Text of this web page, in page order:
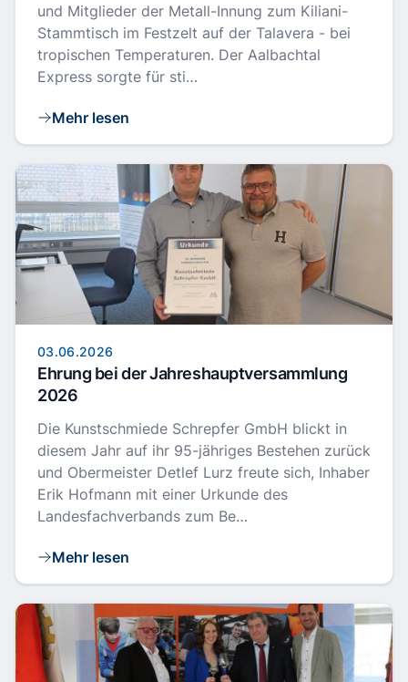
und Mitglieder der Metall-Innung zum Kiliani-
Stammtisch im Festzelt auf der Talavera - bei
tropischen Temperaturen. Der Aalbachtal
Express sorgte für sti…
Mehr lesen
03.06.2026
Ehrung bei der Jahreshauptversammlung
2026
Die Kunstschmiede Schrepfer GmbH blickt in
diesem Jahr auf ihr 95-jähriges Bestehen zurück
und Obermeister Detlef Lurz freute sich, Inhaber
Erik Hofmann mit einer Urkunde des
Landesfachverbands zum Be…
Mehr lesen